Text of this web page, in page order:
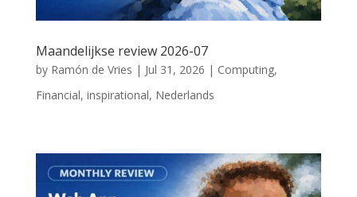
Maandelijkse review 2026-07
by Ramón de Vries | Jul 31, 2026 | Computing,
Financial, inspirational, Nederlands